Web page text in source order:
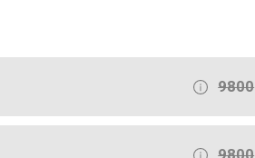
9800
9800